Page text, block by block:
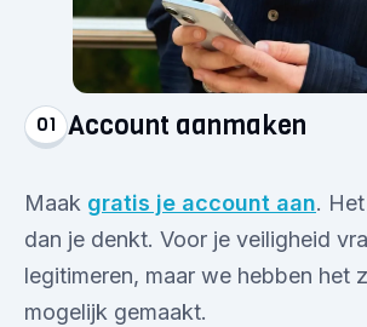
01 Account aanmaken
Maak gratis je account aan.
dan je denkt. Voor je veiligheid
legitimeren, maar we hebben het
mogelijk gemaakt.